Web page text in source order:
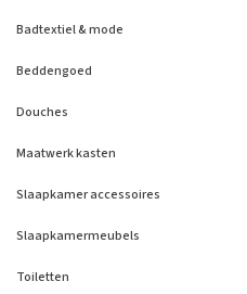
Badtextiel & mode
Beddengoed
Douches
Maatwerk kasten
Slaapkamer accessoires
Slaapkamermeubels
Toiletten